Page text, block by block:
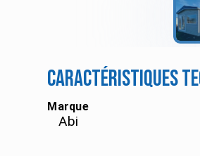
Caractéristiques
Marque
Abi